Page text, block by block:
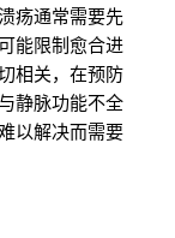
疡通常需要先
能限制愈合进
相关，在预防
静脉功能不全
以解决而需要